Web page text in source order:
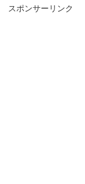
スポンサーリンク